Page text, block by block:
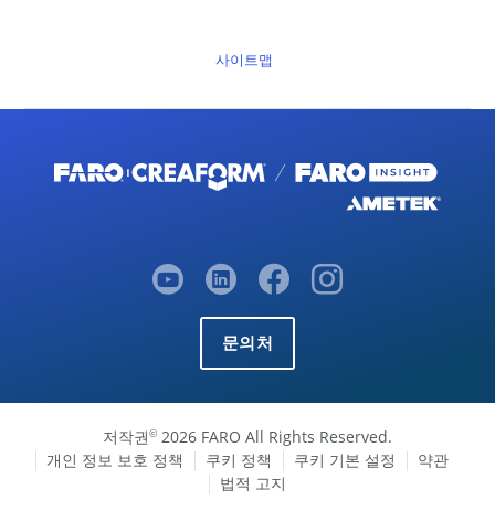
사이트맵
문의처
저작권© 2026 FARO All Rights Reserved.
개인 정보 보호 정책
쿠키 정책 쿠키 기본 설정
약관
법적 고지